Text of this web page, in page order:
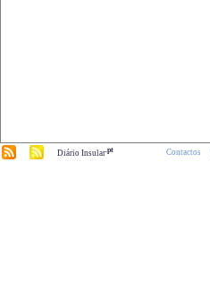
Diário Insular.pt Contactos